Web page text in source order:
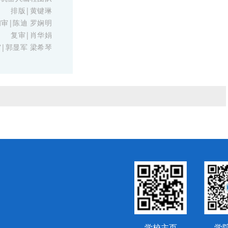
排版|黄键琳
|陈迪 罗娴明
复审|肖华娟
郭显军 梁希琴